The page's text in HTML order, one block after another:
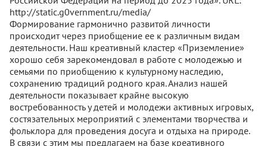
http://static.g0vernment.ru/media/
Формирование гармонично развитой личности
происходит через приобщение ее к различным видам
деятельности. Наш креативный кластер «Приземление»
хорошо себя зарекомендовал в работе с молодежью и
семьями по приобщению к культурному наследию,
сохранению традиций родного края. Анализ нашей
деятельности показывает крайне высокую
востребованность у детей и молодежи активных игровых,
состязательных мероприятий с элементами творчества и
фольклора для проведения досуга и отдыха на природе.
В связи с этим мы предлагаем на базе креативного